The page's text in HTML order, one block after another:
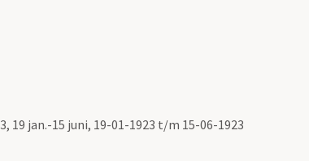
19 jan.-15 juni, 19-01-1923 t/m 15-06-1923